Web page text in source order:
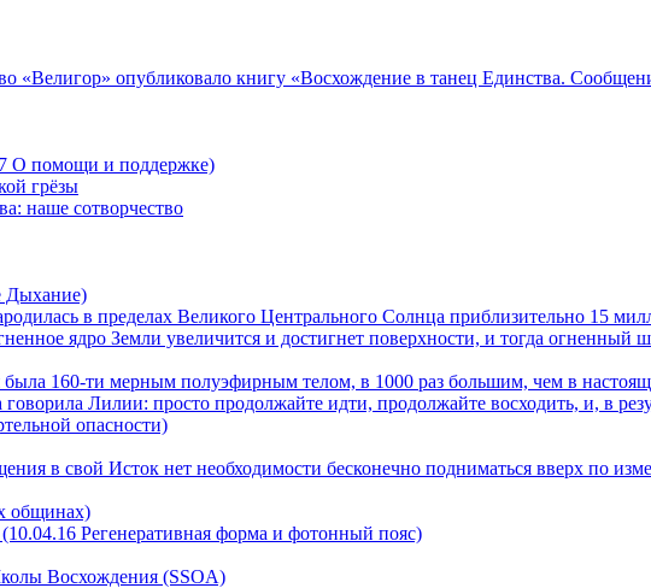
«Велигор» опубликовало книгу «Восхождение в танец Единства.
О помощи и поддержке)
грёзы
наше сотворчество
Дыхание)
в пределах Великого Центрального Солнца приблизительно 15
ядро Земли увеличится и достигнет поверхности, и тогда огненный
160-ти мерным полуэфирным телом, в 1000 раз большим, чем в
Лилии: просто продолжайте идти, продолжайте восходить, и, в
опасности)
в свой Исток нет необходимости бесконечно подниматься вверх по
общинах)
Регенеративная форма и фотонный пояс)
Восхождения (SSOA)